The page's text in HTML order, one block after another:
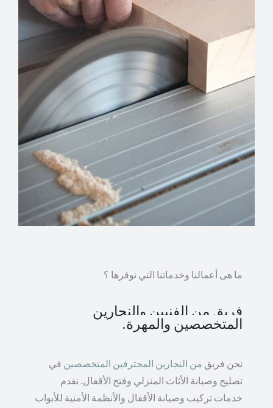
ما هى أعمالنا وخدماتنا التي نوفرها ؟
فريق من الفنيين والنجارين
المتخصصين والمهرة.
نحن فريق من النجارين المحترفين المتخصصين في
تصليح وصيانة الأثاث المنزلي وفتح الأقفال. نقدم
خدمات تركيب وصيانة الأقفال والأنظمة الأمنية للأبواب